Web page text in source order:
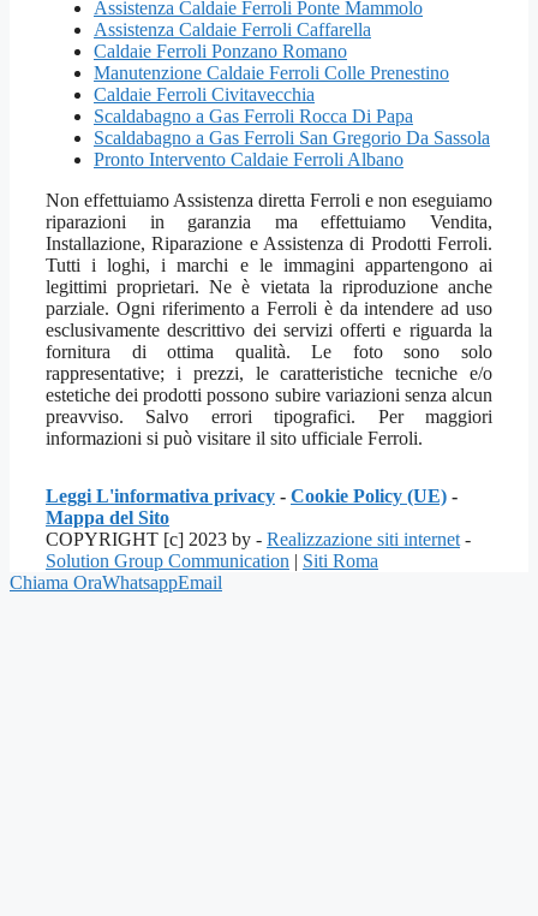
Assistenza Caldaie Ferroli Ponte Mammolo
Assistenza Caldaie Ferroli Caffarella
Caldaie Ferroli Ponzano Romano
Manutenzione Caldaie Ferroli Colle Prenestino
Caldaie Ferroli Civitavecchia
Scaldabagno a Gas Ferroli Rocca Di Papa
Scaldabagno a Gas Ferroli San Gregorio Da Sassola
Pronto Intervento Caldaie Ferroli Albano
Non effettuiamo Assistenza diretta Ferroli e non eseguiamo
riparazioni in garanzia ma effettuiamo Vendita,
Installazione, Riparazione e Assistenza di Prodotti Ferroli.
Tutti i loghi, i marchi e le immagini appartengono ai
legittimi proprietari. Ne è vietata la riproduzione anche
parziale. Ogni riferimento a Ferroli è da intendere ad uso
esclusivamente descrittivo dei servizi offerti e riguarda la
fornitura di ottima qualità. Le foto sono solo
rappresentative; i prezzi, le caratteristiche tecniche e/o
estetiche dei prodotti possono subire variazioni senza alcun
preavviso. Salvo errori tipografici. Per maggiori
informazioni si può visitare il sito ufficiale Ferroli.
Leggi L'informativa privacy - Cookie Policy (UE) -
Mappa del Sito
COPYRIGHT [c] 2023 by - Realizzazione siti internet -
Solution Group Communication | Siti Roma
Chiama OraWhatsappEmail